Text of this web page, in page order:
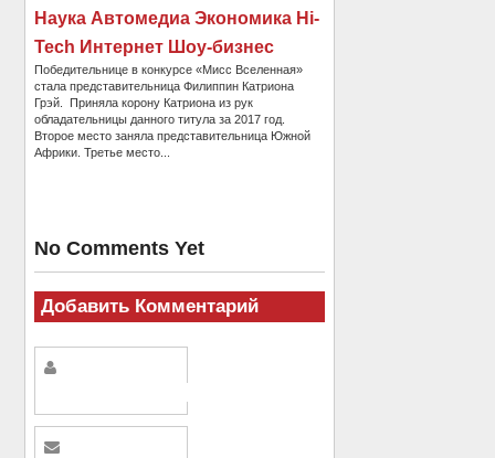
Наука Автомедиа Экономика Hi-
Tech Интернет Шоу-бизнес
Победительнице в конкурсе «Мисс Вселенная»
стала представительница Филиппин Катриона
Грэй. Приняла корону Катриона из рук
обладательницы данного титула за 2017 год.
Второе место заняла представительница Южной
Африки. Третье место...
No Comments Yet
Добавить Комментарий